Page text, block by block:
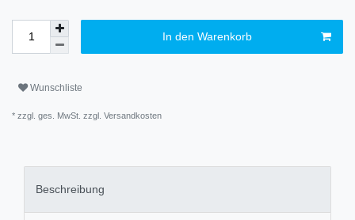
In den Warenkorb
Wunschliste
* zzgl. ges. MwSt. zzgl. Versandkosten
Beschreibung